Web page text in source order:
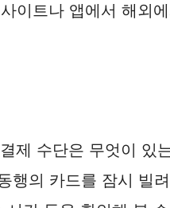
이트나 앱에서 해외
제 수단은 무엇이 있
의 카드를 잠시 빌